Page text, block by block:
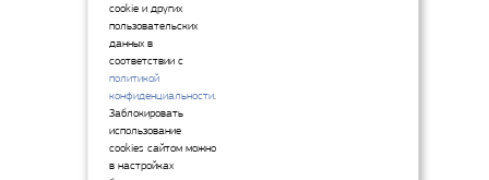
cookie и других
пользовательских
данных в
соответствии с
политикой
конфиденциальности.
Заблокировать
использование
cookies сайтом можно
в настройках